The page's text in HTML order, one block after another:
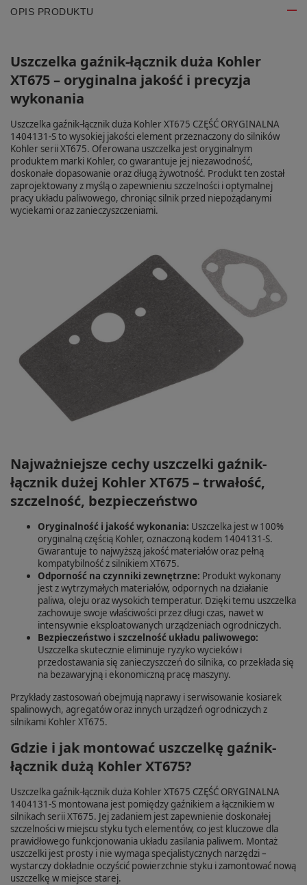
OPIS PRODUKTU
Uszczelka gaźnik-łącznik duża Kohler
XT675 – oryginalna jakość i precyzja
wykonania
Uszczelka gaźnik-łącznik duża Kohler XT675 CZĘŚĆ ORYGINALNA
1404131-S to wysokiej jakości element przeznaczony do silników
Kohler serii XT675. Oferowana uszczelka jest oryginalnym
produktem marki Kohler, co gwarantuje jej niezawodność,
doskonałe dopasowanie oraz długą żywotność. Produkt ten został
zaprojektowany z myślą o zapewnieniu szczelności i optymalnej
pracy układu paliwowego, chroniąc silnik przed niepożądanymi
wyciekami oraz zanieczyszczeniami.
Najważniejsze cechy uszczelki gaźnik-
łącznik dużej Kohler XT675 – trwałość,
szczelność, bezpieczeństwo
Oryginalność i jakość wykonania: Uszczelka jest w 100%
oryginalną częścią Kohler, oznaczoną kodem 1404131-S.
Gwarantuje to najwyższą jakość materiałów oraz pełną
kompatybilność z silnikiem XT675.
Odporność na czynniki zewnętrzne: Produkt wykonany
jest z wytrzymałych materiałów, odpornych na działanie
paliwa, oleju oraz wysokich temperatur. Dzięki temu uszczelka
zachowuje swoje właściwości przez długi czas, nawet w
intensywnie eksploatowanych urządzeniach ogrodniczych.
Bezpieczeństwo i szczelność układu paliwowego:
Uszczelka skutecznie eliminuje ryzyko wycieków i
przedostawania się zanieczyszczeń do silnika, co przekłada się
na bezawaryjną i ekonomiczną pracę maszyny.
Przykłady zastosowań obejmują naprawy i serwisowanie kosiarek
spalinowych, agregatów oraz innych urządzeń ogrodniczych z
silnikami Kohler XT675.
Gdzie i jak montować uszczelkę gaźnik-
łącznik dużą Kohler XT675?
Uszczelka gaźnik-łącznik duża Kohler XT675 CZĘŚĆ ORYGINALNA
1404131-S montowana jest pomiędzy gaźnikiem a łącznikiem w
silnikach serii XT675. Jej zadaniem jest zapewnienie doskonałej
szczelności w miejscu styku tych elementów, co jest kluczowe dla
prawidłowego funkcjonowania układu zasilania paliwem. Montaż
uszczelki jest prosty i nie wymaga specjalistycznych narzędzi –
wystarczy dokładnie oczyścić powierzchnie styku i zamontować nową
uszczelkę w miejsce starej.